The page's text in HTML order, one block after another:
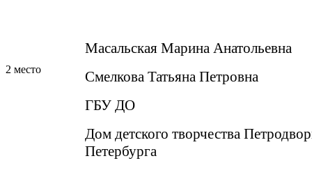
2 место
Масальская Марина Анатольевна
Смелкова Татьяна Петровна
ГБУ ДО
Дом детского творчества
Петербурга